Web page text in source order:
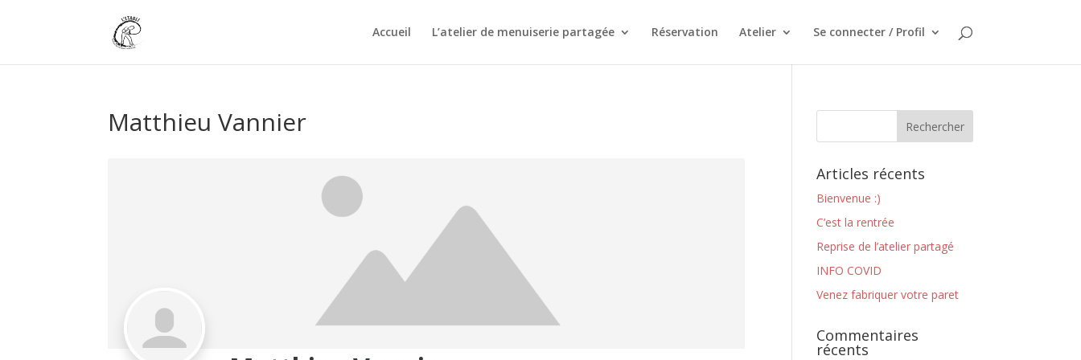
Accueil L’atelier de menuiserie partagée Réservation Atelier Se connecter / Profil
Matthieu Vannier
Articles récents
Bienvenue :)
C’est la rentrée
Reprise de l’atelier partagé
INFO COVID
Venez fabriquer votre paret
Commentaires
récents